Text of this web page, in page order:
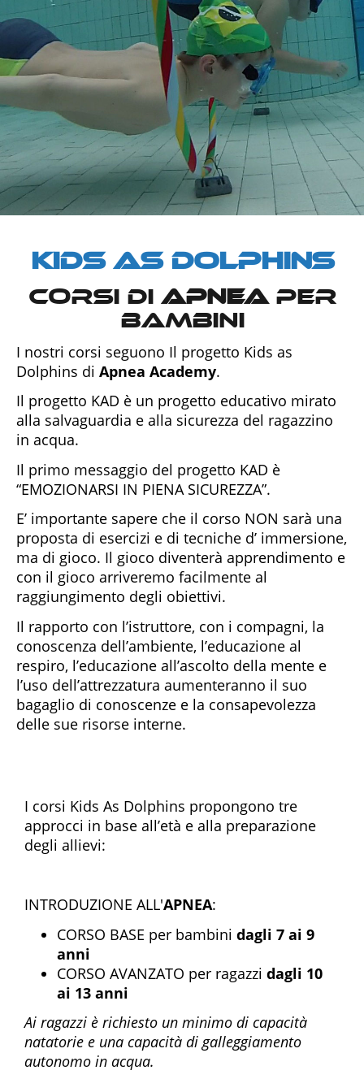
Kids as Dolphins
Corsi di Apneaper
bambini
I nostri corsi seguono Il progetto Kids as
Dolphins di Apnea Academy.
Il progetto KAD è un progetto educativo mirato
alla salvaguardia e alla sicurezza del ragazzino
in acqua.
Il primo messaggio del progetto KAD è
“EMOZIONARSI IN PIENA SICUREZZA”.
E’ importante sapere che il corso NON sarà una
proposta di esercizi e di tecniche d’ immersione,
ma di gioco. Il gioco diventerà apprendimento e
con il gioco arriveremo facilmente al
raggiungimento degli obiettivi.
Il rapporto con l’istruttore, con i compagni, la
conoscenza dell’ambiente, l’educazione al
respiro, l’educazione all’ascolto della mente e
l’uso dell’attrezzatura aumenteranno il suo
bagaglio di conoscenze e la consapevolezza
delle sue risorse interne.
I corsi Kids As Dolphins propongono tre
approcci in base all’età e alla preparazione
degli allievi:
INTRODUZIONE ALL'APNEA:
CORSO BASE per bambini dagli 7 ai 9
anni
CORSO AVANZATO per ragazzi dagli 10
ai 13 anni
Ai ragazzi è richiesto un minimo di capacità
natatorie e una capacità di galleggiamento
autonomo in acqua.